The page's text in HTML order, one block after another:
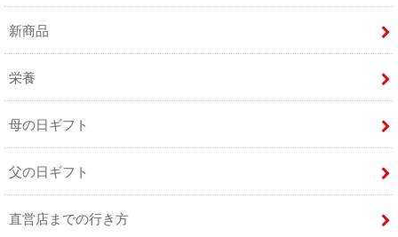
新商品
栄養
母の日ギフト
父の日ギフト
直営店までの行き方